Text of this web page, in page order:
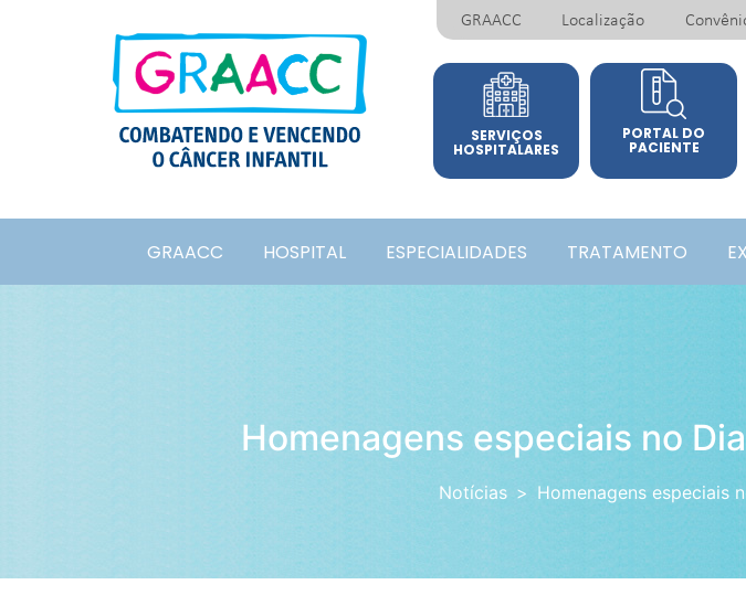
GRAACC Localização
SERVIÇOS
HOSPITALARES
PORTAL DO
PACIENTE
GRAACC HOSPITAL ESPECIALIDADES TRATAMENTO
Homenagens especiais no
Notícias Homenagens especiais